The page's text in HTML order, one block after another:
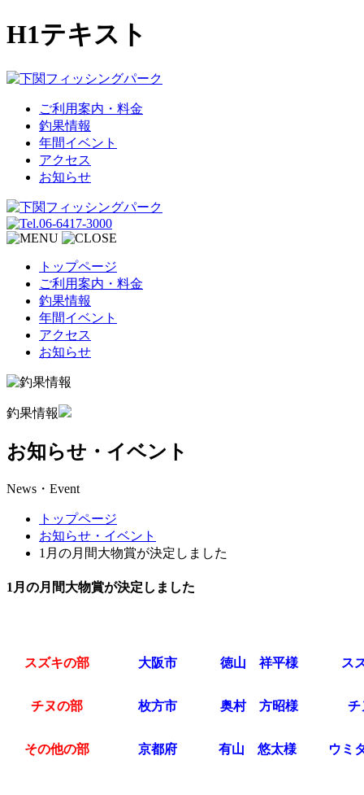
H1テキスト
ご利用案内・料金
釣果情報
年間イベント
アクセス
お知らせ
トップページ
ご利用案内・料金
釣果情報
年間イベント
アクセス
お知らせ
釣果情報
お知らせ・イベント
News・Event
トップページ
お知らせ・イベント
1月の月間大物賞が決定しました
1月の月間大物賞が決定しました
スズキの部 大阪市 徳山 祥平様 ス
チヌの部 枚方市 奥村 方昭様 チ
その他の部 京都府 有山 悠太様 ウミ